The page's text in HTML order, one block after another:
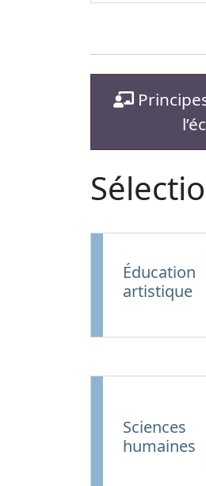
Éducation
artistique
Sciences
humaines